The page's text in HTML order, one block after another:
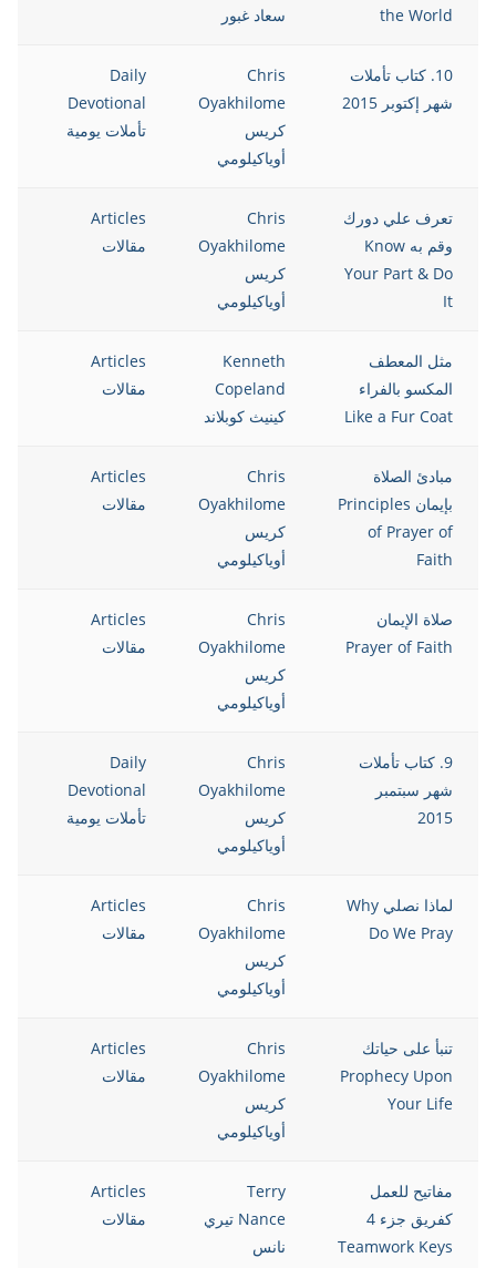
the World
سعاد غبور
10. كتاب تأملات
شهر إكتوبر 2015
Chris
Oyakhilome
كريس
أوياكيلومي
Daily
Devotional
تأملات يومية
تعرف علي دورك
وقم به Know
Your Part & Do
It
Chris
Oyakhilome
كريس
أوياكيلومي
Articles
مقالات
مثل المعطف
المكسو بالفراء
Like a Fur Coat
Kenneth
Copeland
كينيث كوبلاند
Articles
مقالات
مبادئ الصلاة
بإيمان Principles
of Prayer of
Faith
Chris
Oyakhilome
كريس
أوياكيلومي
Articles
مقالات
صلاة الإيمان
Prayer of Faith
Chris
Oyakhilome
كريس
أوياكيلومي
Articles
مقالات
9. كتاب تأملات
شهر سبتمبر
2015
Chris
Oyakhilome
كريس
أوياكيلومي
Daily
Devotional
تأملات يومية
لماذا نصلي Why
Do We Pray
Chris
Oyakhilome
كريس
أوياكيلومي
Articles
مقالات
تنبأ على حياتك
Prophecy Upon
Your Life
Chris
Oyakhilome
كريس
أوياكيلومي
Articles
مقالات
مفاتيح للعمل
كفريق جزء 4
Teamwork Keys
Terry
Nance تيري
نانس
Articles
مقالات